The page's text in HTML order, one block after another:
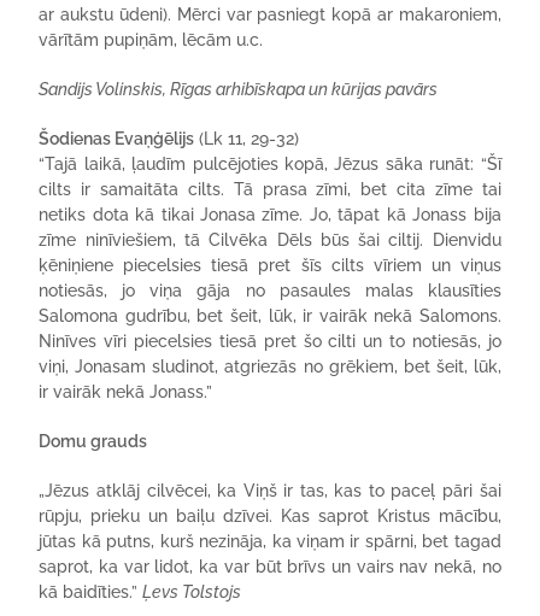
ar aukstu ūdeni). Mērci var pasniegt kopā ar makaroniem,
vārītām pupiņām, lēcām u.c.
Sandijs Volinskis, Rīgas arhibīskapa un kūrijas pavārs
Šodienas Evaņģēlijs (Lk 11, 29-32)
“Tajā laikā, ļaudīm pulcējoties kopā, Jēzus sāka runāt: “Šī
cilts ir samaitāta cilts. Tā prasa zīmi, bet cita zīme tai
netiks dota kā tikai Jonasa zīme. Jo, tāpat kā Jonass bija
zīme ninīviešiem, tā Cilvēka Dēls būs šai ciltij. Dienvidu
ķēniņiene piecelsies tiesā pret šīs cilts vīriem un viņus
notiesās, jo viņa gāja no pasaules malas klausīties
Salomona gudrību, bet šeit, lūk, ir vairāk nekā Salomons.
Ninīves vīri piecelsies tiesā pret šo cilti un to notiesās, jo
viņi, Jonasam sludinot, atgriezās no grēkiem, bet šeit, lūk,
ir vairāk nekā Jonass.”
Domu grauds
„Jēzus atklāj cilvēcei, ka Viņš ir tas, kas to paceļ pāri šai
rūpju, prieku un baiļu dzīvei. Kas saprot Kristus mācību,
jūtas kā putns, kurš nezināja, ka viņam ir spārni, bet tagad
saprot, ka var lidot, ka var būt brīvs un vairs nav nekā, no
kā baidīties.”Ļevs Tolstojs